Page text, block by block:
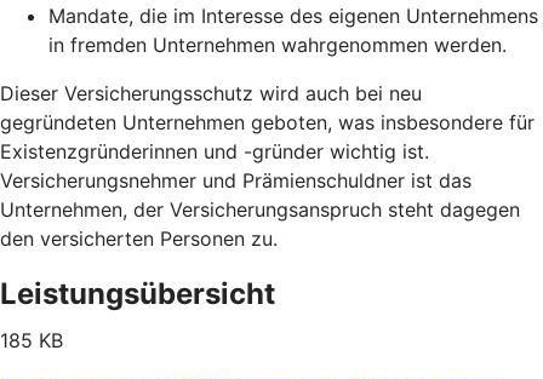
Mandate, die im Interesse des eigenen Unternehmens
in fremden Unternehmen wahrgenommen werden.
Dieser Versicherungsschutz wird auch bei neu
gegründeten Unternehmen geboten, was insbesondere für
Existenzgründerinnen und -gründer wichtig ist.
Versicherungsnehmer und Prämienschuldner ist das
Unternehmen, der Versicherungsanspruch steht dagegen
den versicherten Personen zu.
Leistungsübersicht
185 KB